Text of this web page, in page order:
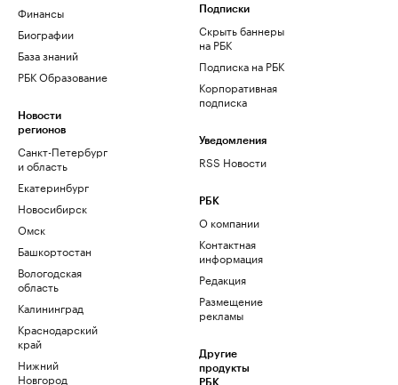
Финансы
Биографии
База знаний
РБК Образование
Новости
регионов
Санкт-Петербург
и область
Екатеринбург
Новосибирск
Омск
Башкортостан
Вологодская
область
Калининград
Краснодарский
край
Нижний
Новгород
Подписки
Скрыть баннеры
на РБК
Подписка на РБК
Корпоративная
подписка
Уведомления
RSS Новости
РБК
О компании
Контактная
информация
Редакция
Размещение
рекламы
Другие
продукты
РБК